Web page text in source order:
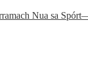
Nua sa